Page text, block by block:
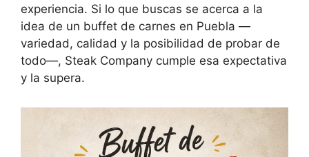
experiencia. Si lo que buscas se acerca a la
idea de un buffet de carnes en Puebla —
variedad, calidad y la posibilidad de probar de
todo—, Steak Company cumple esa expectativa
y la supera.